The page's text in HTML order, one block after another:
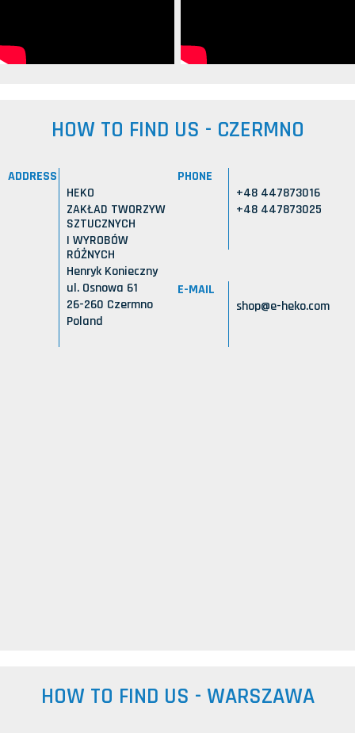
HOW TO FIND US - CZERMNO
ADDRESS
HEKO
ZAKŁAD TWORZYW
SZTUCZNYCH
I WYROBÓW
RÓŻNYCH
Henryk Konieczny
ul. Osnowa 61
26-260 Czermno
Poland
PHONE
+48 447873016
+48 447873025
E-MAIL
shop@e-heko.com
HOW TO FIND US - WARSZAWA